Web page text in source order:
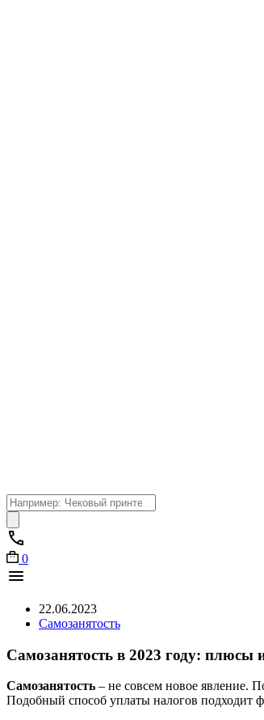
Поиск
товаров
0
22.06.2023
Самозанятость
Самозанятость в 2023 году: плюсы
Самозанятость – не совсем новое явление.
Подобный способ уплаты налогов